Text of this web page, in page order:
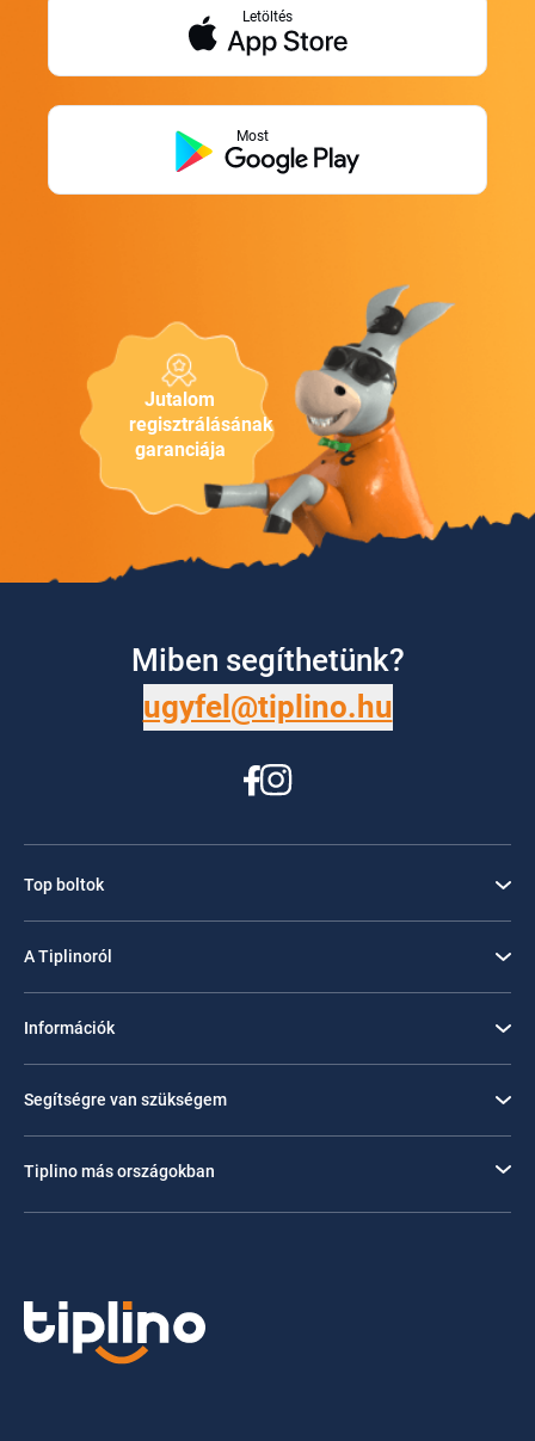
Jutalom
regisztrálásának
garanciája
Letöltés
Most
Miben segíthetünk?
ugyfel@tiplino.hu
Top boltok
A Tiplinoról
Információk
Segítségre van szükségem
Tiplino más országokban